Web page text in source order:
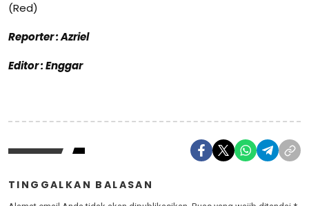
(Red)
Reporter : Azriel
Editor : Enggar
TINGGALKAN BALASAN